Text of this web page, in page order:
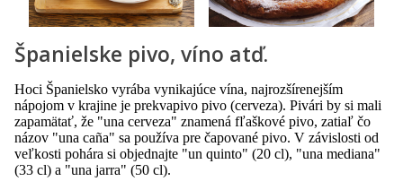
Španielske pivo, víno atď.
Hoci Španielsko vyrába vynikajúce vína, najrozšírenejším
nápojom v krajine je prekvapivo pivo (cerveza). Pivári by si mali
zapamätať, že "una cerveza" znamená fľaškové pivo, zatiaľ čo
názov "una caña" sa používa pre čapované pivo. V závislosti od
veľkosti pohára si objednajte "un quinto" (20 cl), "una mediana"
(33 cl) a "una jarra" (50 cl).